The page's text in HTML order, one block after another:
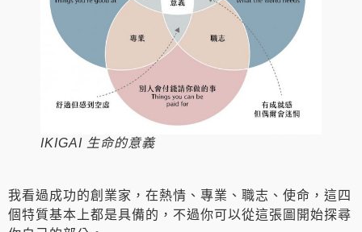
IKIGAI 生命的意義
我看過成功的創業家，在熱情、專業、職志、使命，這四
個特質基本上都是具備的，不過你可以從這張圖開始探尋